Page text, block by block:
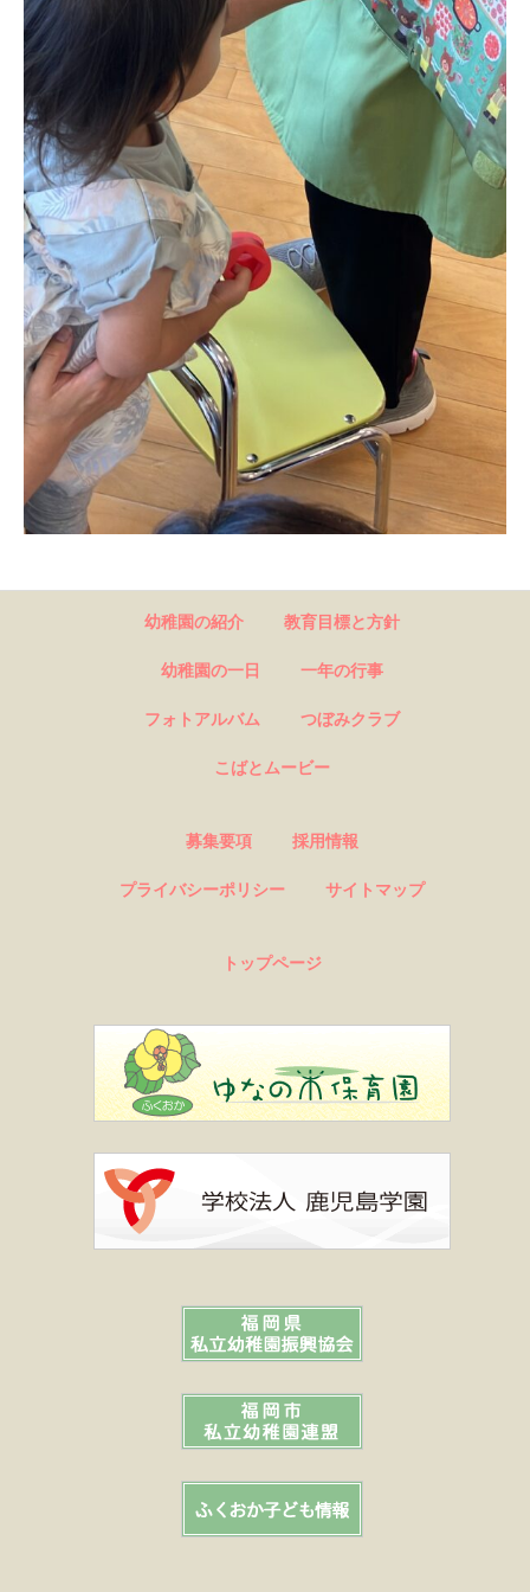
幼稚園の紹介 教育目標と方針
幼稚園の一日 一年の行事
フォトアルバム つぼみクラブ
こばとムービー
募集要項 採用情報
プライバシーポリシー サイトマップ
トップページ